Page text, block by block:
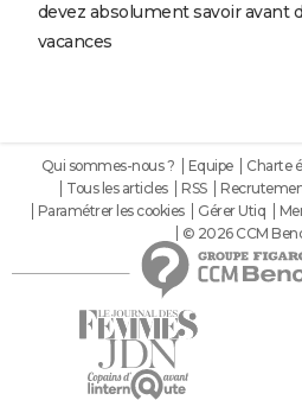
devez absolument savoir avant
vacances
Qui sommes-nous ? Equipe Charte
Tous les articles
RSS
Paramétrer les cookies
Gérer Utiq
© 2026 CCM